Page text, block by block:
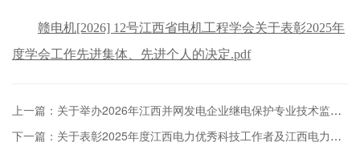
赣电机[2026] 12号江西省电机工程学会关于表彰2025年
度学会工作先进集体、先进个人的决定.pdf
上一篇：关于举办2026年江西并网发电企业继电保护专业技术监督工作交流会的通知
下一篇：关于表彰2025年度江西电力优秀科技工作者及江西电力优秀青年工程师的决定